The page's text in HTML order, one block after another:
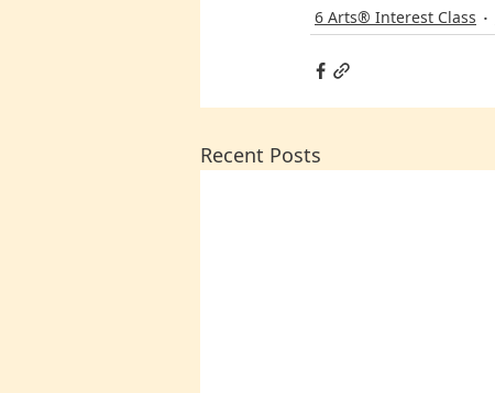
6 Arts® Interest Class
Recent Posts